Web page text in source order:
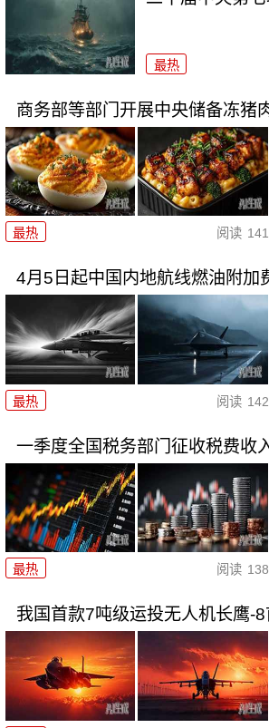
最热
商务部等部门开展中央储备冻猪
最热 阅读
4月5日起中国内地航线燃油附加
最热 阅读
一季度全国税务部门征收税费收
最热 阅读
我国首款7吨级运投无人机长鹰-